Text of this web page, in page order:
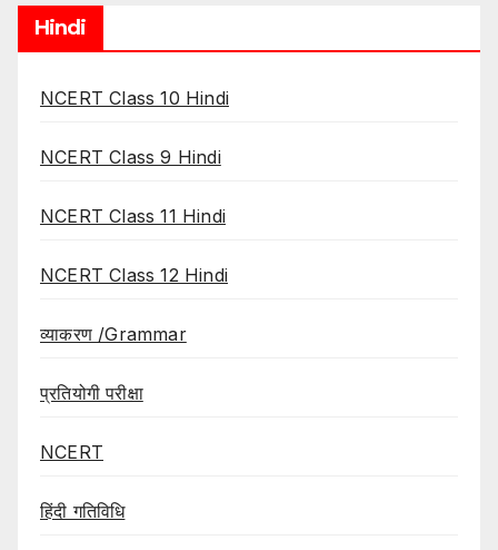
Hindi
NCERT Class 10 Hindi
NCERT Class 9 Hindi
NCERT Class 11 Hindi
NCERT Class 12 Hindi
व्याकरण /Grammar
प्रतियोगी परीक्षा
NCERT
हिंदी गतिविधि